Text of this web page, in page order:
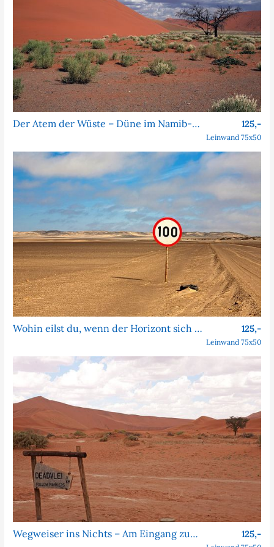
Der Atem der Wüste – Düne im Namib-Naukluft-Park 125,-
Leinwand 75x50
Wohin eilst du, wenn der Horizont sich nie nähert? 125,-
Leinwand 75x50
Wegweiser ins Nichts – Am Eingang zum Dead Vlei 125,-